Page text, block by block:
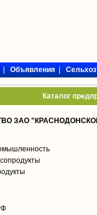
Объявления|
Каталог
ЗАО